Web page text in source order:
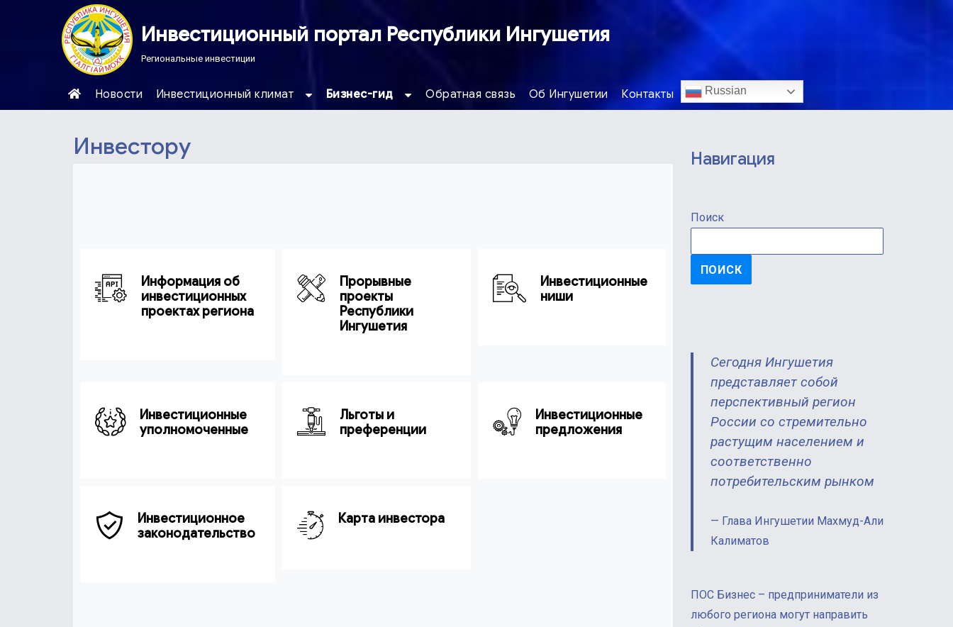
Инвестиционный портал Республики Ингушетия
Региональные инвестиции
Новости Инвестиционный климат Бизнес-гид Обратная связь Об Ингушетии Контакты Russian
Инвестору
Информация об
инвестиционных
проектах региона
Прорывные
проекты
Республики
Ингушетия
Инвестиционные
ниши
Инвестиционные
уполномоченные
Льготы и
преференции
Инвестиционные
предложения
Инвестиционное
законодательство
Карта инвестора
Навигация
Поиск
ПОИСК
Сегодня Ингушетия
представляет собой
перспективный регион
России со стремительно
растущим населением и
соответственно
потребительским рынком
Глава Ингушетии Махмуд-Али
Калиматов
ПОС Бизнес – предприниматели из
любого региона могут направить